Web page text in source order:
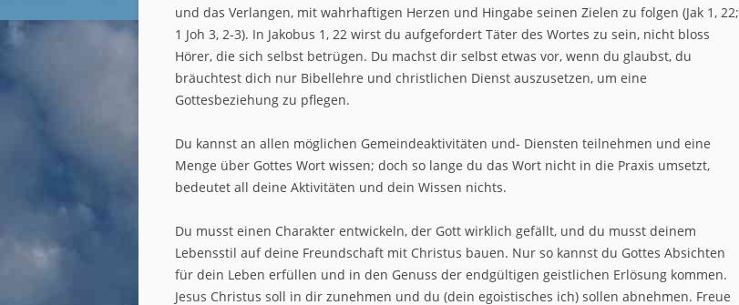
und das Verlangen, mit wahrhaftigen Herzen und Hingabe seinen Zielen zu folgen (Jak 1, 22;
1 Joh 3, 2-3). In Jakobus 1, 22 wirst du aufgefordert Täter des Wortes zu sein, nicht bloss
Hörer, die sich selbst betrügen. Du machst dir selbst etwas vor, wenn du glaubst, du
bräuchtest dich nur Bibellehre und christlichen Dienst auszusetzen, um eine
Gottesbeziehung zu pflegen.
Du kannst an allen möglichen Gemeindeaktivitäten und- Diensten teilnehmen und eine
Menge über Gottes Wort wissen; doch so lange du das Wort nicht in die Praxis umsetzt,
bedeutet all deine Aktivitäten und dein Wissen nichts.
Du musst einen Charakter entwickeln, der Gott wirklich gefällt, und du musst deinem
Lebensstil auf deine Freundschaft mit Christus bauen. Nur so kannst du Gottes Absichten
für dein Leben erfüllen und in den Genuss der endgültigen geistlichen Erlösung kommen.
Jesus Christus soll in dir zunehmen und du (dein egoistisches ich) sollen abnehmen. Freue